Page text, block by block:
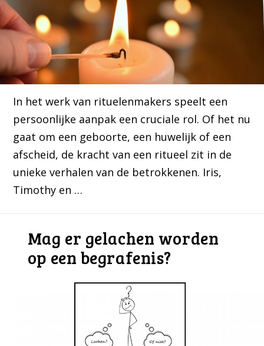
In het werk van rituelenmakers speelt een
persoonlijke aanpak een cruciale rol. Of het nu
gaat om een geboorte, een huwelijk of een
afscheid, de kracht van een ritueel zit in de
unieke verhalen van de betrokkenen. Iris,
Timothy en …
Mag er gelachen worden
op een begrafenis?